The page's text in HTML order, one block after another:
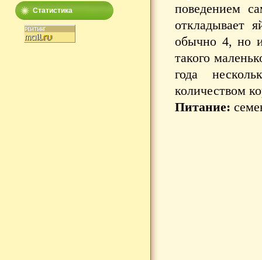
поведением
откладывает
обычно 4, но
такого
года
количеством
Питание:
Статистика